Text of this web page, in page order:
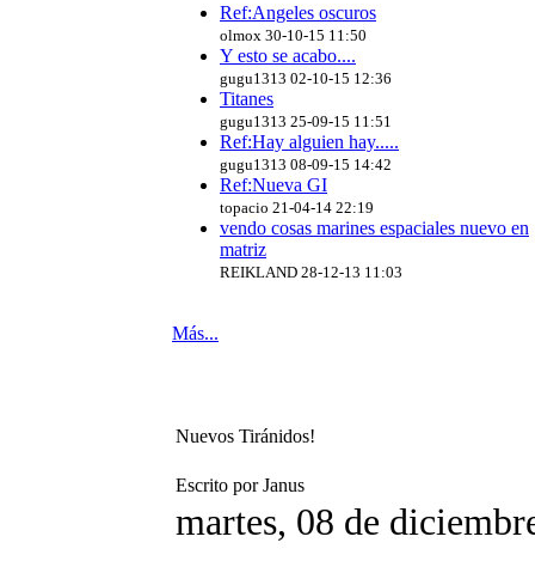
Ref:Angeles oscuros
olmox 30-10-15 11:50
Y esto se acabo....
gugu1313 02-10-15 12:36
Titanes
gugu1313 25-09-15 11:51
Ref:Hay alguien hay.....
gugu1313 08-09-15 14:42
Ref:Nueva GI
topacio 21-04-14 22:19
vendo cosas marines espaciales nuevo en
matriz
REIKLAND 28-12-13 11:03
Más...
Nuevos Tiránidos!
Escrito por Janus
martes, 08 de